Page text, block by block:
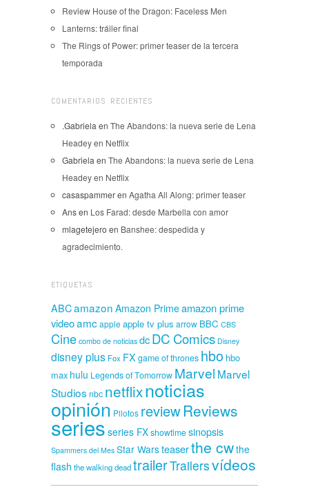
Review House of the Dragon: Faceless Men
Lanterns: tráiler final
The Rings of Power: primer teaser de la tercera
temporada
COMENTARIOS RECIENTES
.Gabriela en The Abandons: la nueva serie de Lena
Headey en Netflix
Gabriela en The Abandons: la nueva serie de Lena
Headey en Netflix
casaspammeren Agatha All Along: primer teaser
Ansen Los Farad: desde Marbella con amor
mlagetejero en Banshee: despedida y
agradecimiento.
ETIQUETAS
ABCamazon Amazon Primeamazon prime
videoamcapple apple tv plus arrow BBC CBS
Cine combo de noticias dcDC Comics Disney
disney plus Fox FX game of thrones hbo hbo
max hulu Legends of Tomorrow Marvel Marvel
Studios nbc netflixnoticias
opinión Pilotos reviewReviews
series series FXshowtimesinopsis
Spammers del Mes Star Warsteaserthe cwthe
flash the walking deadtrailerTrailersvídeos